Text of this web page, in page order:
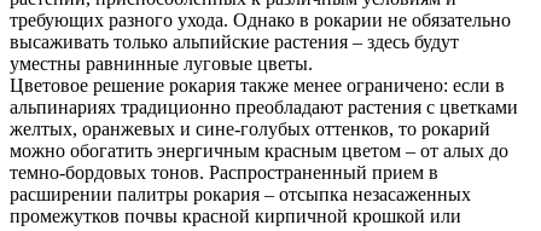
требующих разного ухода. Однако в рокарии не обязательно
высаживать только альпийские растения – здесь будут
уместны равнинные луговые цветы.
Цветовое решение рокария также менее ограничено: если в
альпинариях традиционно преобладают растения с цветками
желтых, оранжевых и сине-голубых оттенков, то рокарий
можно обогатить энергичным красным цветом – от алых до
темно-бордовых тонов. Распространенный прием в
расширении палитры рокария – отсыпка незасаженных
промежутков почвы красной кирпичной крошкой или